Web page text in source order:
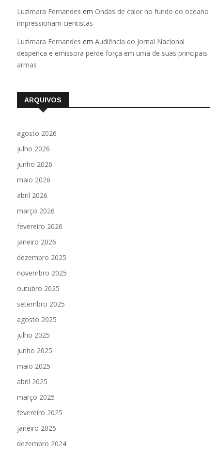
Luzimara Fernandes em Ondas de calor no fundo do oceano
impressionam cientistas
Luzimara Fernandes em Audiência do Jornal Nacional
despenca e emissora perde força em uma de suas principais
armas
ARQUIVOS
agosto 2026
julho 2026
junho 2026
maio 2026
abril 2026
março 2026
fevereiro 2026
janeiro 2026
dezembro 2025
novembro 2025
outubro 2025
setembro 2025
agosto 2025
julho 2025
junho 2025
maio 2025
abril 2025
março 2025
fevereiro 2025
janeiro 2025
dezembro 2024